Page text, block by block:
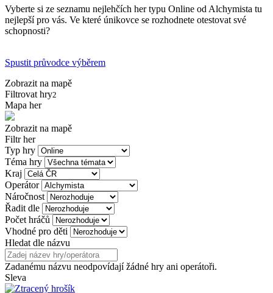
Vyberte si ze seznamu nejlehčích her typu Online od Alchymista tu
nejlepší pro vás. Ve které únikovce se rozhodnete otestovat své
schopnosti?
Spustit průvodce výběrem
Zobrazit na mapě
Filtrovat hry2
Mapa her
Zobrazit na mapě
Filtr her
Typ hry
Téma hry
Kraj
Operátor
Náročnost
Řadit dle
Počet hráčů
Vhodné pro děti
Hledat dle názvu
Zadanému názvu neodpovídají žádné hry ani operátoři.
Sleva